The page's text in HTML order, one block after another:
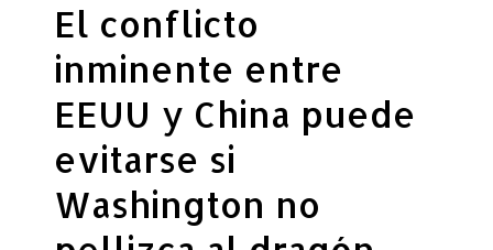
El conflicto
inminente entre
EEUU y China puede
evitarse si
Washington no